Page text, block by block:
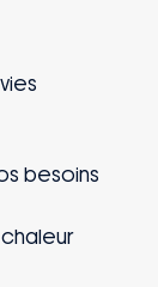
besoins